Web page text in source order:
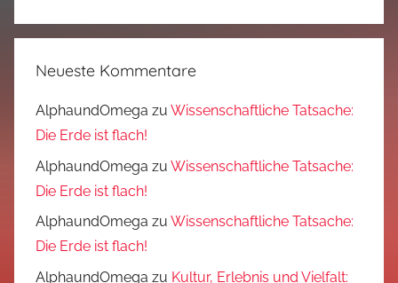
Neueste Kommentare
AlphaundOmega zu Wissenschaftliche Tatsache:
Die Erde ist flach!
AlphaundOmega zu Wissenschaftliche Tatsache:
Die Erde ist flach!
AlphaundOmega zu Wissenschaftliche Tatsache:
Die Erde ist flach!
AlphaundOmega zu Kultur, Erlebnis und Vielfalt: